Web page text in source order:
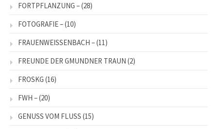
FORTPFLANZUNG –(28)
FOTOGRAFIE –(10)
FRAUENWEISSENBACH –(11)
FREUNDE DER GMUNDNER TRAUN (2)
FROSKG (16)
FWH –(20)
GENUSS VOM FLUSS (15)